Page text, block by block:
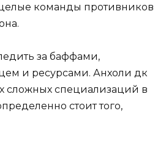
команды противников
за баффами,
и ресурсами. Анхоли дк
сложных специализаций в
стоит того,